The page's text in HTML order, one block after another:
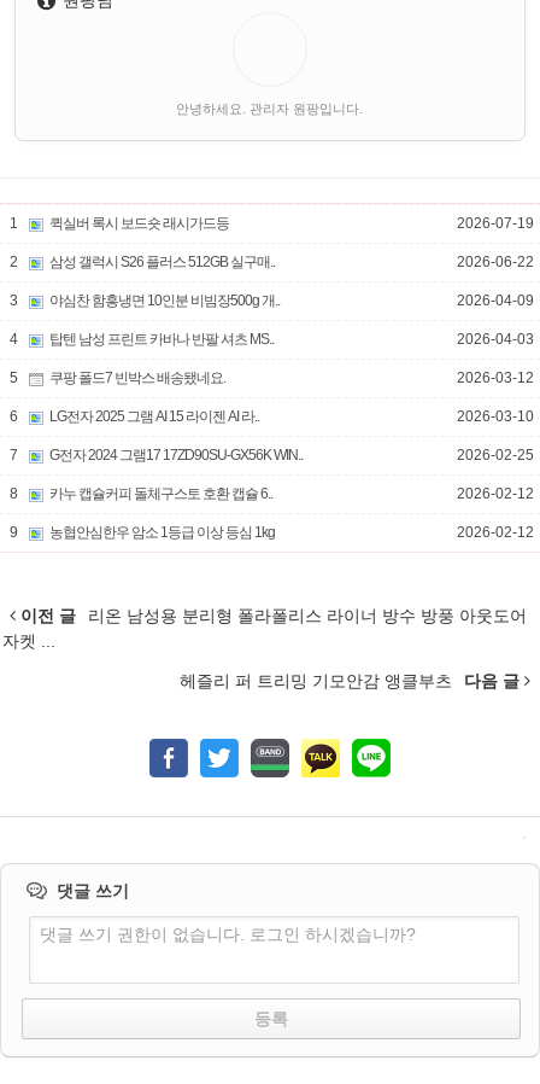
안녕하세요. 관리자 원팡입니다.
1 퀵실버 록시 보드숏 래시가드등 2026-07-19
2 삼성 갤럭시 S26 플러스 512GB 실구매.. 2026-06-22
3 야심찬 함흥냉면 10인분 비빔장500g 개.. 2026-04-09
4 탑텐 남성 프린트 카바나 반팔 셔츠 MS.. 2026-04-03
5 쿠팡 폴드7 빈박스 배송됐네요. 2026-03-12
6 LG전자 2025 그램 AI 15 라이젠 AI 라.. 2026-03-10
7 G전자 2024 그램17 17ZD90SU-GX56K WIN.. 2026-02-25
8 카누 캡슐커피 돌체구스토 호환 캡슐 6.. 2026-02-12
9 농협안심한우 암소 1등급 이상 등심 1kg 2026-02-12
이전 글
리온 남성용 분리형 폴라폴리스 라이너 방수 방풍 아웃도어
자켓 ...
헤즐리 퍼 트리밍 기모안감 앵클부츠 다음 글
댓글 쓰기
댓글 쓰기 권한이 없습니다. 로그인 하시겠습니까?